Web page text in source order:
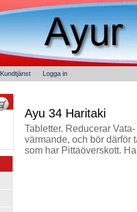
Kundtjänst Logga in
Ayu 34 Haritaki
Tabletter. Reducerar
värmande, och bör därför
som har Pittaöverskott.